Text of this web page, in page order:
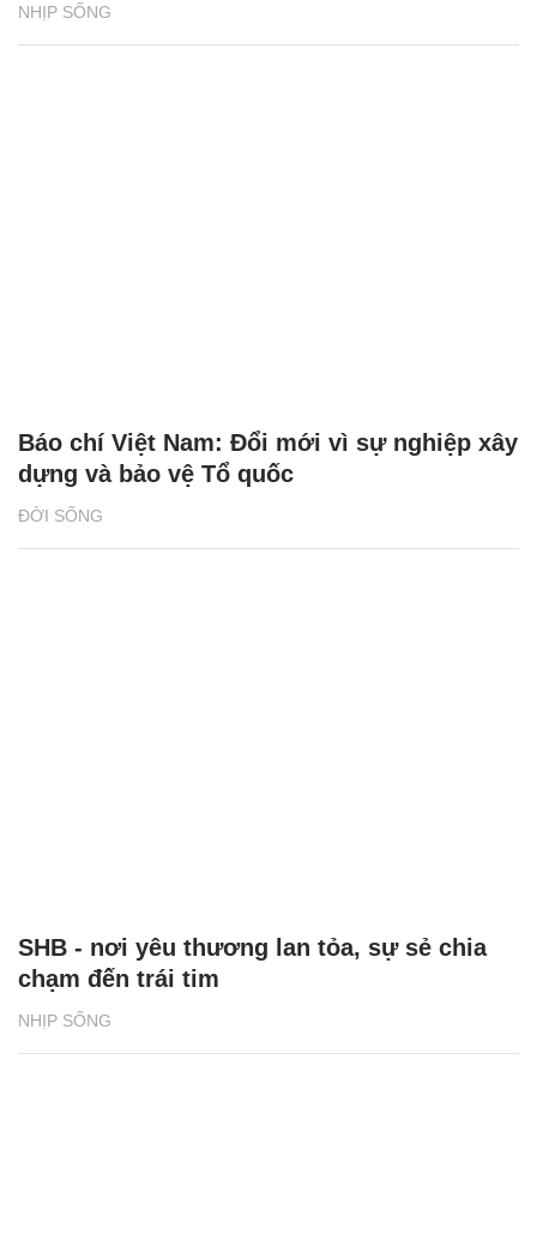
NHỊP SỐNG
ĐỜI SỐNG
Báo chí Việt Nam: Đổi mới vì sự nghiệp xây
dựng và bảo vệ Tổ quốc
NHỊP SỐNG
SHB - nơi yêu thương lan tỏa, sự sẻ chia
chạm đến trái tim